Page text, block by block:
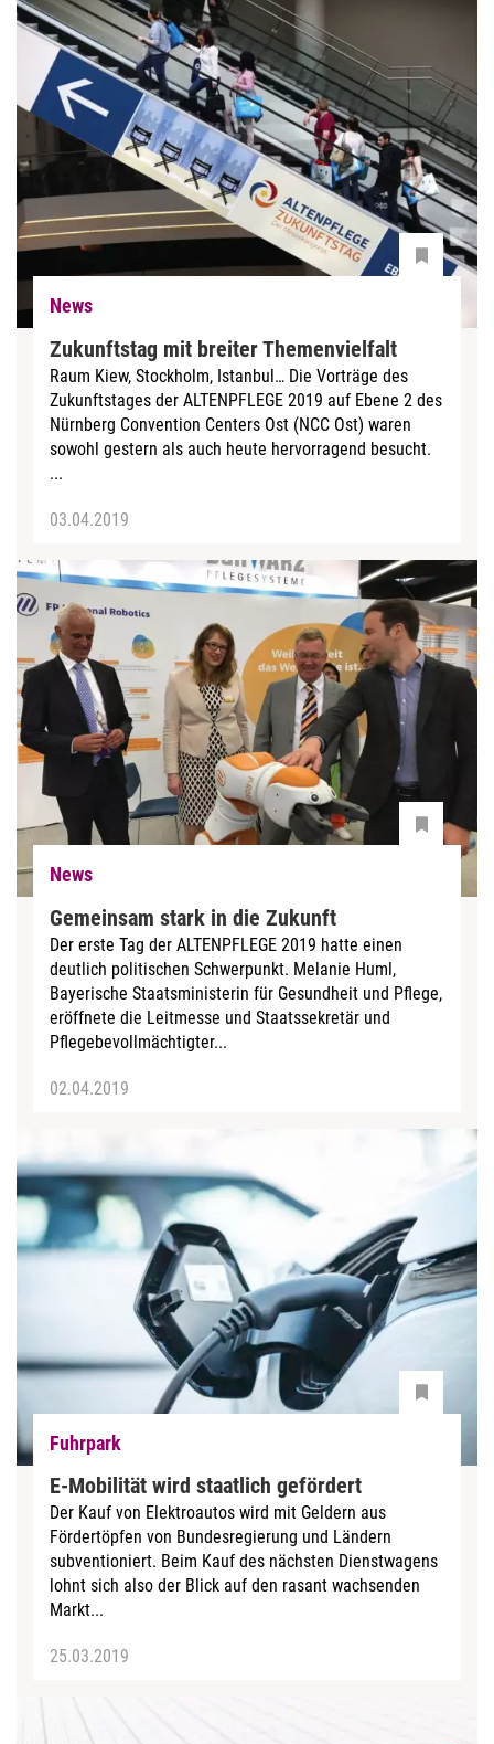
News
Zukunftstag mit breiter Themenvielfalt
Raum Kiew, Stockholm, Istanbul… Die Vorträge des
Zukunftstages der ALTENPFLEGE 2019 auf Ebene 2 des
Nürnberg Convention Centers Ost (NCC Ost) waren
sowohl gestern als auch heute hervorragend besucht.
...
03.04.2019
News
Gemeinsam stark in die Zukunft
Der erste Tag der ALTENPFLEGE 2019 hatte einen
deutlich politischen Schwerpunkt. Melanie Huml,
Bayerische Staatsministerin für Gesundheit und Pflege,
eröffnete die Leitmesse und Staatssekretär und
Pflegebevollmächtigter...
02.04.2019
Fuhrpark
E-Mobilität wird staatlich gefördert
Der Kauf von Elektroautos wird mit Geldern aus
Fördertöpfen von Bundesregierung und Ländern
subventioniert. Beim Kauf des nächsten Dienstwagens
lohnt sich also der Blick auf den rasant wachsenden
Markt...
25.03.2019